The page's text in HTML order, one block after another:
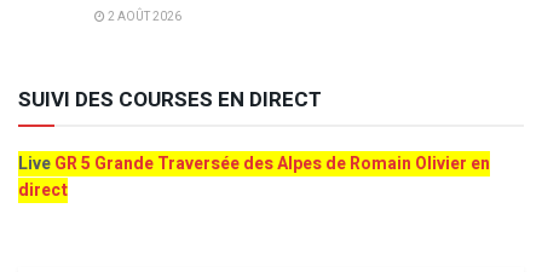
2 AOÛT 2026
SUIVI DES COURSES EN DIRECT
LiveGR 5 Grande Traversée des Alpes de Romain Olivier en
direct